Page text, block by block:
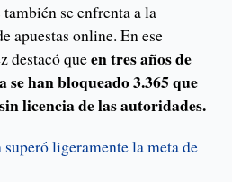
se enfrenta a la
apuestas online. En ese
destacó queen tres años de
han bloqueado 3.365 que
licencia de las autoridades.
ligeramente la meta de